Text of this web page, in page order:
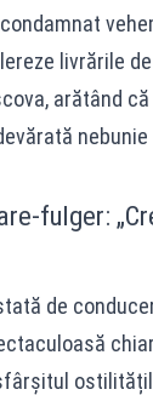
livrările
arătând
fulger:
de